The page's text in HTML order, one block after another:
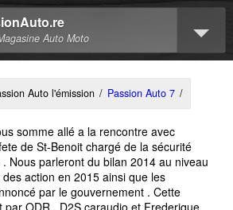
Auto Moto
Auto l'émission / Passion Auto 7 /
somme allé a la rencontre avec
de St-Benoit chargé de la sécurité
Nous parleront du bilan 2014 au niveau
action en 2015 ainsi que les
par le gouvernement . Cette